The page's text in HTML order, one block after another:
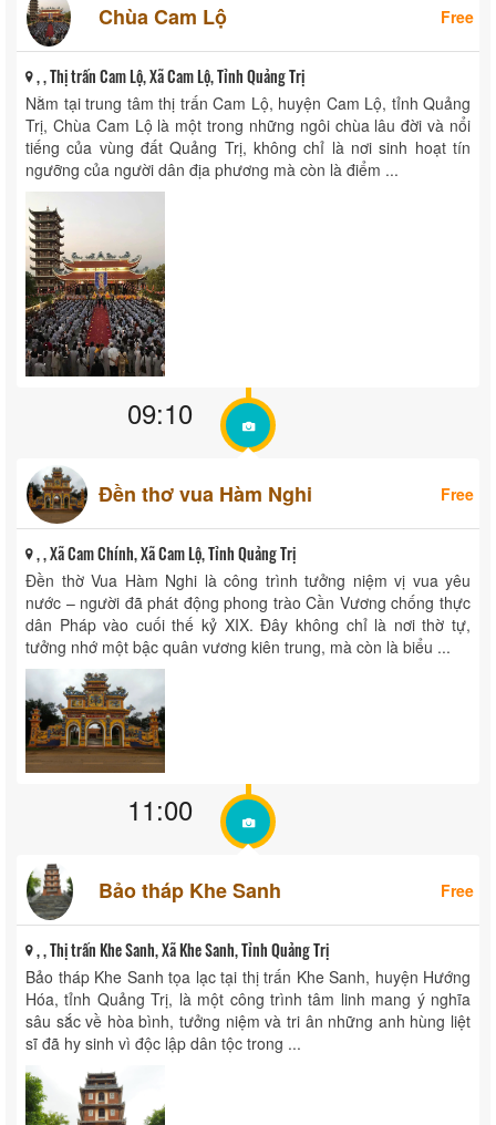
Chùa Cam Lộ Free
, , Thị trấn Cam Lộ, Xã Cam Lộ, Tỉnh Quảng Trị
Nằm tại trung tâm thị trấn Cam Lộ, huyện Cam Lộ, tỉnh Quảng
Trị, Chùa Cam Lộ là một trong những ngôi chùa lâu đời và nổi
tiếng của vùng đất Quảng Trị, không chỉ là nơi sinh hoạt tín
ngưỡng của người dân địa phương mà còn là điểm ...
09:10
Đền thơ vua Hàm Nghi Free
, , Xã Cam Chính, Xã Cam Lộ, Tỉnh Quảng Trị
Đền thờ Vua Hàm Nghi là công trình tưởng niệm vị vua yêu
nước – người đã phát động phong trào Cần Vương chống thực
dân Pháp vào cuối thế kỷ XIX. Đây không chỉ là nơi thờ tự,
tưởng nhớ một bậc quân vương kiên trung, mà còn là biểu ...
11:00
Bảo tháp Khe Sanh Free
, , Thị trấn Khe Sanh, Xã Khe Sanh, Tỉnh Quảng Trị
Bảo tháp Khe Sanh tọa lạc tại thị trấn Khe Sanh, huyện Hướng
Hóa, tỉnh Quảng Trị, là một công trình tâm linh mang ý nghĩa
sâu sắc về hòa bình, tưởng niệm và tri ân những anh hùng liệt
sĩ đã hy sinh vì độc lập dân tộc trong ...